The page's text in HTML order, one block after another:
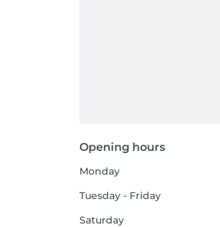
Opening hours
Monday
Tuesday - Friday
Saturday